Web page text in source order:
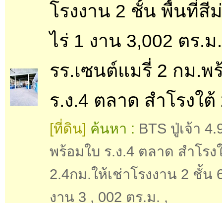
โรงงาน 2 ชั้น พื้นที่สี
ไร่ 1 งาน 3,002 ตร.ม.
รร.เซนต์แมรี่ 2 กม.พ
ร.ง.4 ตลาด สำโรงใ
[ที่ดิน] ค้นหา : BTS ปู่เจ้า
พร้อมใบ ร.ง.4 ตลาด สำโรง
2.4กม.ให้เช่าโรงงาน 2 ชั้น
งาน 3 , 002 ตร.ม. ,